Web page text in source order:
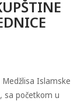
Islamske
sa početkom u